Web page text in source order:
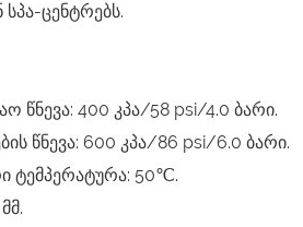
ცენტრებს.
წნევა: 400 კპა/58 psi/4.0 ბარი.
წნევა: 600 კპა/86 psi/6.0 ბარი.
ტემპერატურა: 50℃.